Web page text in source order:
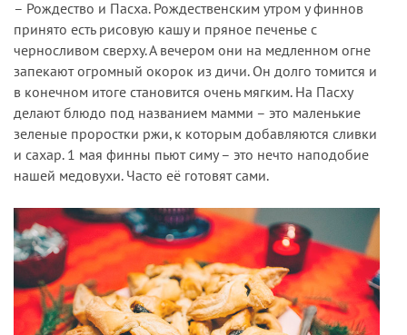
– Рождество и Пасха. Рождественским утром у финнов
принято есть рисовую кашу и пряное печенье с
черносливом сверху. А вечером они на медленном огне
запекают огромный окорок из дичи. Он долго томится и
в конечном итоге становится очень мягким. На Пасху
делают блюдо под названием мамми – это маленькие
зеленые проростки ржи, к которым добавляются сливки
и сахар. 1 мая финны пьют симу – это нечто наподобие
нашей медовухи. Часто её готовят сами.